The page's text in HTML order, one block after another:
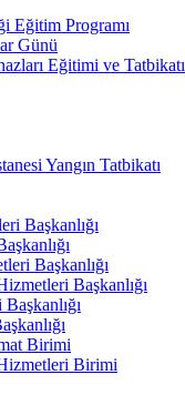
Eğitim Programı
Günü
Eğitimi ve Tatbikatı
Yangın Tatbikatı
Başkanlığı
Başkanlığı
Başkanlığı
Birimi
Birimi